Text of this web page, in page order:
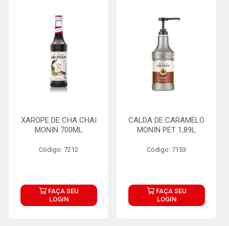
XAROPE DE CHA CHAI
MONIN 700ML
Código: 7212
FAÇA SEU
LOGIN
CALDA DE CARAMELO
MONIN PET 1,89L
Código: 7153
FAÇA SEU
LOGIN